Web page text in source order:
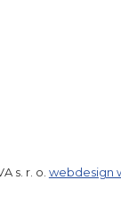
s. r. o. webdesign